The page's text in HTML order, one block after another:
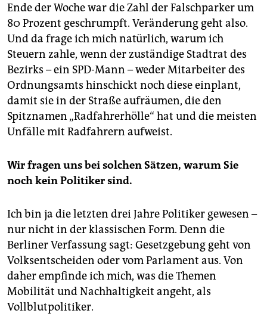
Ende der Woche war die Zahl der Falschparker um
80 Prozent geschrumpft. Veränderung geht also.
Und da frage ich mich natürlich, warum ich
Steuern zahle, wenn der zuständige Stadtrat des
Bezirks – ein SPD-Mann – weder Mitarbeiter des
Ordnungsamts hinschickt noch diese einplant,
damit sie in der Straße aufräumen, die den
Spitznamen „Radfahrerhölle“ hat und die meisten
Unfälle mit Radfahrern aufweist.
Wir fragen uns bei solchen Sätzen, warum Sie
noch kein Politiker sind.
Ich bin ja die letzten drei Jahre Politiker gewesen –
nur nicht in der klassischen Form. Denn die
Berliner Verfassung sagt: Gesetzgebung geht von
Volksentscheiden oder vom Parlament aus. Von
daher empfinde ich mich, was die Themen
Mobilität und Nachhaltigkeit angeht, als
Vollblutpolitiker.